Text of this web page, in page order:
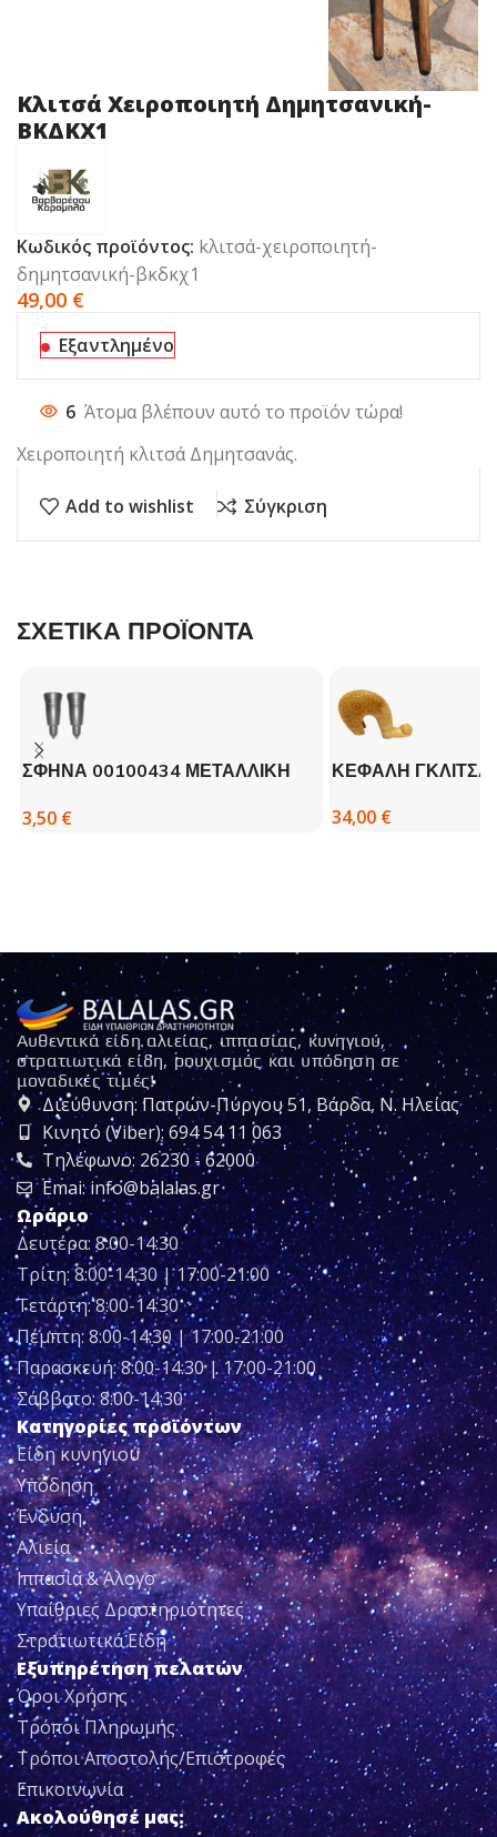
Kλιτσά Χειροποιητή Δημητσανική-
ΒΚΔΚΧ1
Κωδικός προϊόντος: kλιτσά-χειροποιητή-
δημητσανική-βκδκχ1
49,00 €
Εξαντλημένο
6 Άτομα βλέπουν αυτό το προϊόν τώρα!
Χειροποιητή κλιτσά Δημητσανάς.
Add to wishlist Σύγκριση
ΣΧΕΤΙΚΑ ΠΡΟΪΟΝΤΑ
ΣΦΗΝΑ 00100434 ΜΕΤΑΛΛΙΚΗ
3,50 €
ΚΕΦΑΛΗ
34,00 €
Αυθεντικά είδη αλιείας, ιππασίας, κυνηγιού,
στρατιωτικά είδη, ρουχισμός και υπόδηση σε
μοναδικές τιμές!
Διεύθυνση: Πατρών-Πύργου 51, Βάρδα, Ν. Ηλείας
Κινητό (Viber): 694 54 11 063
Τηλέφωνο: 26230 - 62000
Emai: info@balalas.gr
Ωράριο
Δευτέρα: 8:00-14:30
Τρίτη: 8:00-14:30 | 17:00-21:00
Τετάρτη: 8:00-14:30
Πέμπτη: 8:00-14:30 | 17:00-21:00
Παρασκευή: 8:00-14:30 | 17:00-21:00
Σάββατο: 8:00-14:30
Κατηγορίες προϊόντων
Είδη κυνηγιού
Υπόδηση
Ένδυση
Αλιεία
Ιππασία & Άλογο
Υπαίθριες Δραστηριότητες
Στρατιωτικά Είδη
Εξυπηρέτηση πελατών
Όροι Χρήσης
Τρόποι Πληρωμής
Τρόποι Αποστολής/Επιστροφές
Επικοινωνία
Ακολούθησέ μας: